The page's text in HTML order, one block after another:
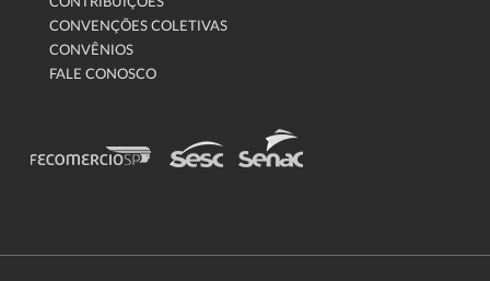
CONVENÇÕES COLETIVAS
CONVÊNIOS
FALE CONOSCO